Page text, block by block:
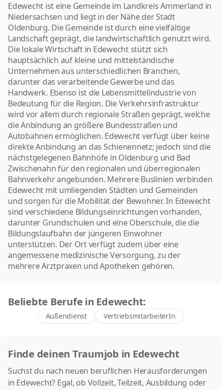
Edewecht ist eine Gemeinde im Landkreis Ammerland in
Niedersachsen und liegt in der Nähe der Stadt
Oldenburg. Die Gemeinde ist durch eine vielfältige
Landschaft geprägt, die landwirtschaftlich genutzt wird.
Die lokale Wirtschaft in Edewecht stützt sich
hauptsächlich auf kleine und mittelständische
Unternehmen aus unterschiedlichen Branchen,
darunter das verarbeitende Gewerbe und das
Handwerk. Ebenso ist die Lebensmittelindustrie von
Bedeutung für die Region. Die Verkehrsinfrastruktur
wird vor allem durch regionale Straßen geprägt, welche
die Anbindung an größere Bundesstraßen und
Autobahnen ermöglichen. Edewecht verfügt über keine
direkte Anbindung an das Schienennetz; jedoch sind die
nächstgelegenen Bahnhöfe in Oldenburg und Bad
Zwischenahn für den regionalen und überregionalen
Bahnverkehr angebunden. Mehrere Buslinien verbinden
Edewecht mit umliegenden Städten und Gemeinden
und sorgen für die Mobilität der Bewohner. In Edewecht
sind verschiedene Bildungseinrichtungen vorhanden,
darunter Grundschulen und eine Oberschule, die die
Bildungslaufbahn der jüngeren Einwohner
unterstützen. Der Ort verfügt zudem über eine
angemessene medizinische Versorgung, zu der
mehrere Arztpraxen und Apotheken gehören.
Beliebte Berufe in Edewecht:
Außendienst VertriebsmitarbeiterIn
Finde deinen Traumjob in Edewecht
Suchst du nach neuen beruflichen Herausforderungen
in Edewecht? Egal, ob Vollzeit, Teilzeit, Ausbildung oder